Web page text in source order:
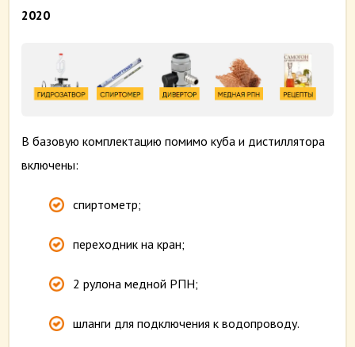
2020
В базовую комплектацию помимо куба и дистиллятора
включены:
спиртометр;
переходник на кран;
2 рулона медной РПН;
шланги для подключения к водопроводу.